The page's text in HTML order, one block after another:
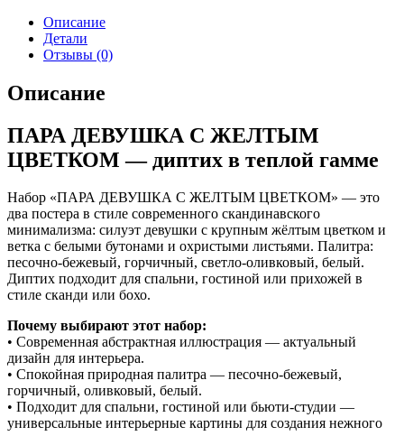
Описание
Детали
Отзывы (0)
Описание
ПАРА ДЕВУШКА С ЖЕЛТЫМ
ЦВЕТКОМ — диптих в теплой гамме
Набор «ПАРА ДЕВУШКА С ЖЕЛТЫМ ЦВЕТКОМ» — это
два постера в стиле современного скандинавского
минимализма: силуэт девушки с крупным жёлтым цветком и
ветка с белыми бутонами и охристыми листьями. Палитра:
песочно-бежевый, горчичный, светло-оливковый, белый.
Диптих подходит для спальни, гостиной или прихожей в
стиле сканди или бохо.
Почему выбирают этот набор:
• Современная абстрактная иллюстрация — актуальный
дизайн для интерьера.
• Спокойная природная палитра — песочно-бежевый,
горчичный, оливковый, белый.
• Подходит для спальни, гостиной или бьюти-студии —
универсальные интерьерные картины для создания нежного